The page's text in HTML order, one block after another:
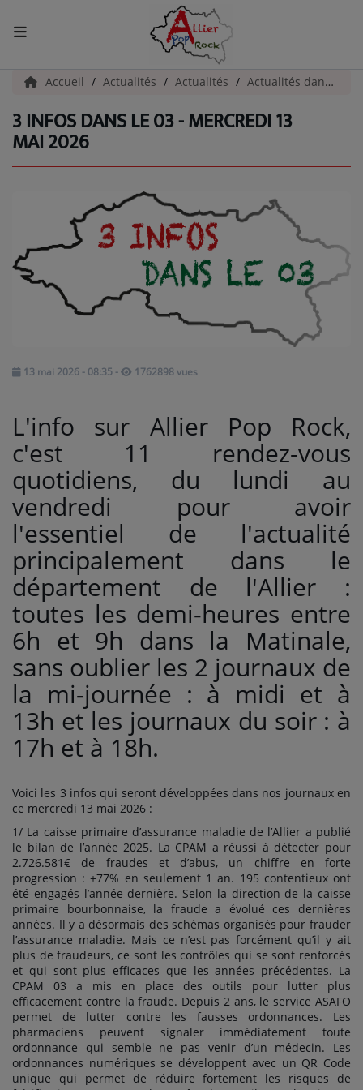
ACCUEIL
Actualités
INFOS - ALLIER
AGENDA CULTUREL - ALLIER
INFOS POP ROCK
La Radio
EMISSIONS
PODCASTS
Agenda
Titres diffusés
Se connecter
Accueil Actualités Actualités Actualités dans l'Allier
3 INFOS DANS LE 03 - MERCREDI 13
MAI 2026
13 mai 2026 - 08:35 - 1762898 vues
L'info sur Allier Pop Rock,
c'est 11 rendez-vous
quotidiens, du lundi au
vendredi pour avoir
l'essentiel de l'actualité
principalement dans le
département de l'Allier :
toutes les demi-heures entre
6h et 9h dans la Matinale,
sans oublier les 2 journaux de
la mi-journée : à midi et à
13h et les journaux du soir : à
17h et à 18h.
Voici les 3 infos qui seront développées dans nos journaux en
ce mercredi 13 mai 2026 :
1/ La caisse primaire d’assurance maladie de l’Allier a publié
le bilan de l’année 2025. La CPAM a réussi à détecter pour
2.726.581€ de fraudes et d’abus, un chiffre en forte
progression : +77% en seulement 1 an. 195 contentieux ont
été engagés l’année dernière. Selon la direction de la caisse
primaire bourbonnaise, la fraude a évolué ces dernières
années. Il y a désormais des schémas organisés pour frauder
l’assurance maladie. Mais ce n’est pas forcément qu’il y ait
plus de fraudeurs, ce sont les contrôles qui se sont renforcés
et qui sont plus efficaces que les années précédentes. La
CPAM 03 a mis en place des outils pour lutter plus
efficacement contre la fraude. Depuis 2 ans, le service ASAFO
permet de lutter contre les fausses ordonnances. Les
pharmaciens peuvent signaler immédiatement toute
ordonnance qui semble ne pas venir d’un médecin. Les
ordonnances numériques se développent avec un QR Code
unique qui permet de réduire fortement les risques de